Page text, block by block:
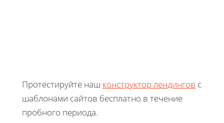
Протестируйте наш конструктор лендингов с
шаблонами сайтов бесплатно в течение
пробного периода.